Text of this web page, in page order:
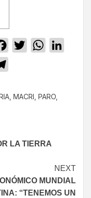
Facebook
TwitterWhatsApp
MACRI PARO
LA TIERRA
NEXT
MUNDIAL
“TENEMOS UN